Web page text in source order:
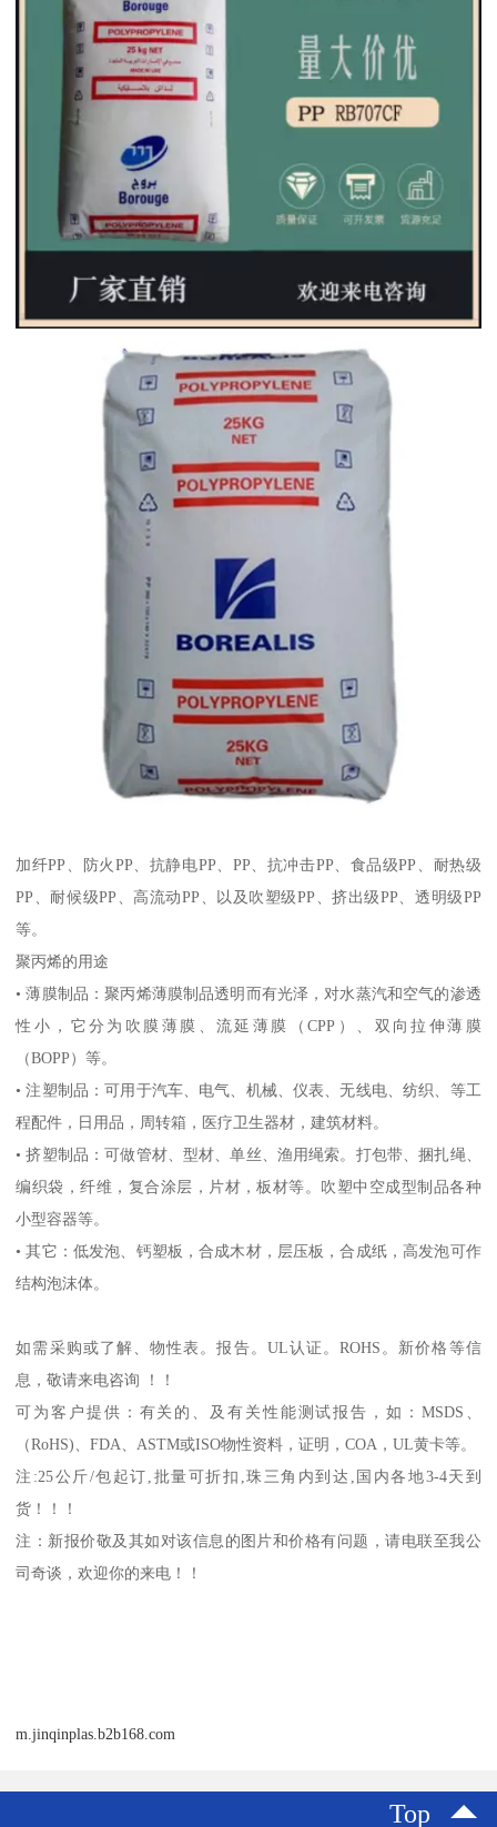
加纤PP 、防火 PP 、抗静电PP PP 、抗冲击PP 、食品级PP 、耐热级
PP 、耐候级PP 、高流动PP 、以及吹塑级PP 、挤出级PP 、透明级PP
等。
聚丙烯的用途
•薄膜制品：聚丙烯薄膜制品透明而有光泽，对水蒸汽和空气的渗透
性小，它分为吹膜薄膜、流延薄膜（CPP ）、双向拉伸薄膜
（BOPP ）等。
•注塑制品：可用于汽车、电气、机械、仪表、无线电、纺织、等工
程配件，日用品，周转箱，医疗卫生器材，建筑材料。
•挤塑制品：可做管材、型材、单丝、渔用绳索。打包带、捆扎绳、
编织袋，纤维，复合涂层，片材，板材等。吹塑中空成型制品各种
小型容器等。
•其它：低发泡、钙塑板，合成木材，层压板，合成纸，高发泡可作
结构泡沫体。
如需采购或了解、物性表。报告。 UL认证。ROHS 。新价格等信
息，敬请来电咨询 ！！
可为客户提供：有关的、及有关性能测试报告，如： MSDS
（RoHS) 、FDA ASTM或ISO物性资料，证明，COA ，UL黄卡等。
注 :25公斤/包起订 批量可折扣 珠三角内到达 国内各地3-4天到
货！！！
注：新报价敬及其如对该信息的图片和价格有问题，请电联至我公
司奇谈，欢迎你的来电！！
m.jinqinplas.b2b168.com
Top